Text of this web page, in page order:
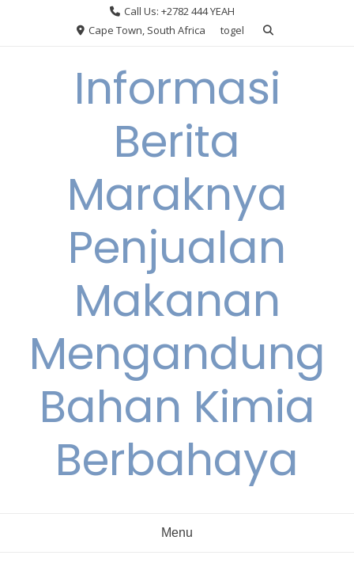
Call Us: +2782 444 YEAH
Cape Town, South Africa
togel
Informasi
Berita
Maraknya
Penjualan
Makanan
Mengandung
Bahan Kimia
Berbahaya
Menu